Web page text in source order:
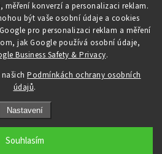
měření konverzí a personalizaci reklam.
být vaše osobní údaje a cookies
pro personalizaci reklam a měření
jak Google používá osobní údaje,
Business Safety & Privacy.
Podmínkách ochrany osobních
údajů.
Nastavení
Souhlasím
využijte email